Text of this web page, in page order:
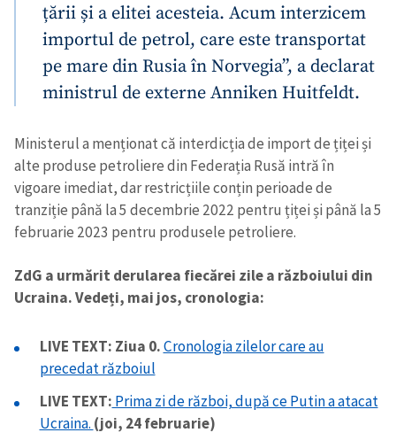
țării și a elitei acesteia. Acum interzicem
importul de petrol, care este transportat
pe mare din Rusia în Norvegia”, a declarat
ministrul de externe Anniken Huitfeldt.
Ministerul a menționat că interdicția de import de țiței și
alte produse petroliere din Federația Rusă intră în
vigoare imediat, dar restricțiile conțin perioade de
tranziție până la 5 decembrie 2022 pentru țiței și până la 5
februarie 2023 pentru produsele petroliere.
ZdG a urmărit derularea fiecărei zile a războiului din
Ucraina. Vedeți, mai jos, cronologia:
LIVE TEXT: Ziua 0.Cronologia zilelor care au
precedat războiul
LIVE TEXT: Prima zi de război, după ce Putin a atacat
Ucraina. (joi, 24 februarie)
ȘTIREA MEA
Titlu știre+ Adaugă titlu
Fotografie
+ Încarcă imagine
Link media+ Link media
Mesajul știrei
+ Mesajul știrei